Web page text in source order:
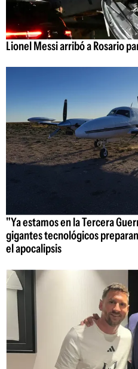
Lionel Messi arribó a Rosario
"Ya estamos en la Tercera
gigantes tecnológicos
el apocalipsis